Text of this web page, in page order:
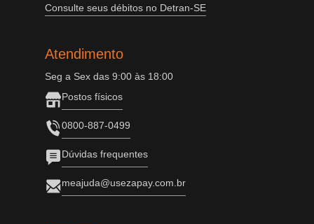
Consulte seus débitos no Detran-SE
Atendimento
Seg a Sex das 9:00 às 18:00
Postos físicos
0800-887-0499
Dúvidas frequentes
meajuda@usezapay.com.br